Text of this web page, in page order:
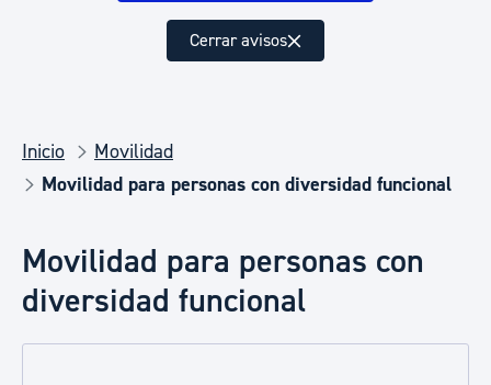
Cerrar avisos
Inicio
Movilidad
Movilidad para personas con diversidad funcional
Movilidad para personas con
diversidad funcional